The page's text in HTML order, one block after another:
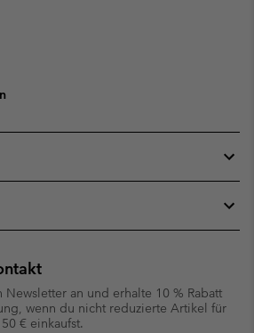
an und erhalte 10 % Rabatt
wenn du nicht reduzierte Artikel für
€ einkaufst.